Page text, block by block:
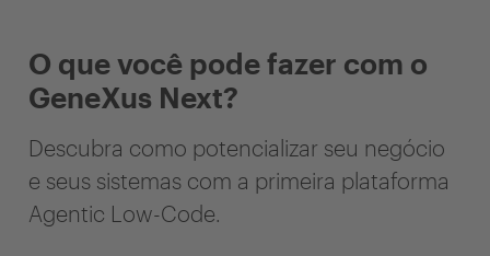
O que você pode fazer com o
GeneXus Next?
Descubra como potencializar seu negócio
e seus sistemas com a primeira plataforma
Agentic Low-Code.